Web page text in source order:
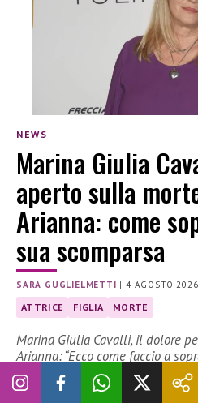
NEWS
Marina Giulia
aperto sulla
Arianna: come
sua scomparsa
SARA GUGLIELMETTI |4 AGOSTO 2026
ATTRICE FIGLIA MORTE
Marina Giulia Cavalli, il dolore
Arianna: “Ecco come faccio a
Marina Giulia Cavalli, 65 anni,